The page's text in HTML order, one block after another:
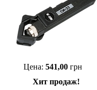
Цена: 541,00 грн
Хит продаж!